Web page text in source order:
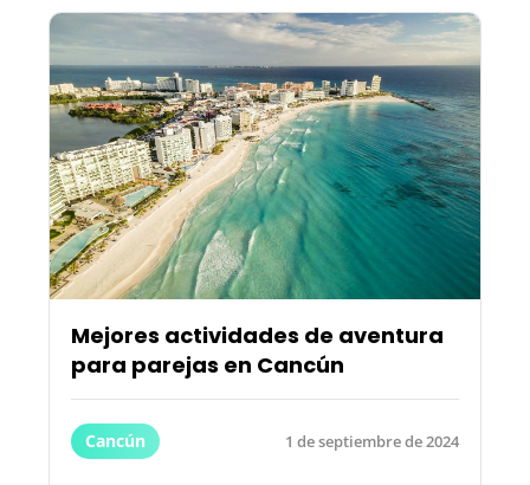
Mejores actividades de aventura
para parejas en Cancún
Cancún 1 de septiembre de 2024